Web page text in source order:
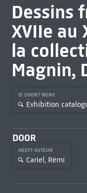
Dessins
XVIIe au
la
Magnin,
IS SOORT WERK
Exhibition
DOOR
HEEFT AUTEUR
Cariel, Rémi